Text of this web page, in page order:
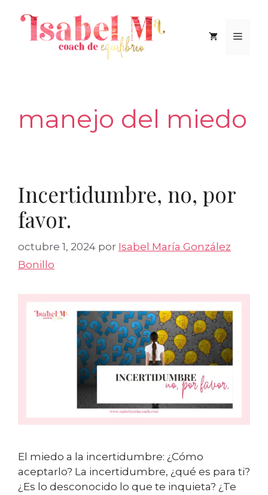
contenido
Menú
manejo del miedo
Incertidumbre, no, por
favor.
octubre 1, 2024 por Isabel María González
Bonillo
El miedo a la incertidumbre: ¿Cómo
aceptarlo? La incertidumbre, ¿qué es para ti?
¿Es lo desconocido lo que te inquieta? ¿Te